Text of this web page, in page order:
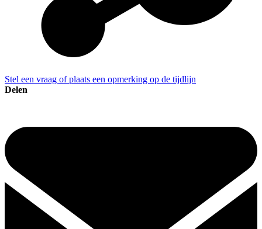
Stel een vraag of plaats een opmerking op de tijdlijn
Delen